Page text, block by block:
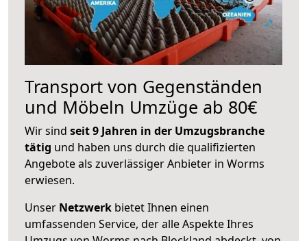
Transport von Gegenständen
und Möbeln Umzüge ab 80€
Wir sind seit 9 Jahren in der Umzugsbranche
tätig und haben uns durch die qualifizierten
Angebote als zuverlässiger Anbieter in Worms
erwiesen.
Unser Netzwerk bietet Ihnen einen
umfassenden Service, der alle Aspekte Ihres